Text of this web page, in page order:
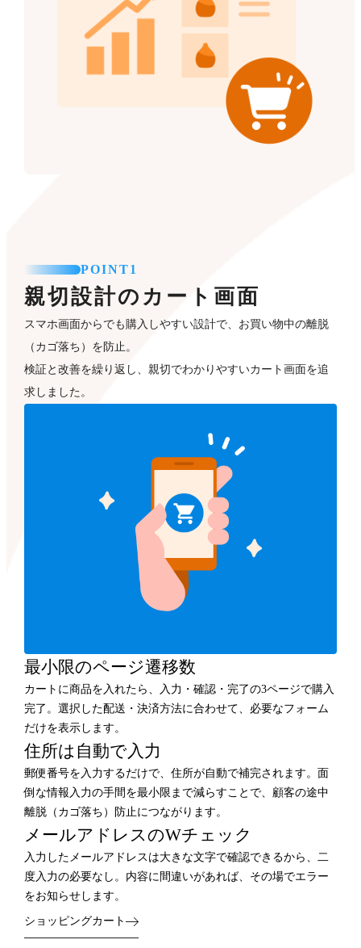
POINT1
親切設計のカート画面
スマホ画面からでも購入しやすい設計で、お買い物中の離脱
（カゴ落ち）を防止。
検証と改善を繰り返し、親切でわかりやすいカート画面を追
求しました。
最小限のページ遷移数
カートに商品を入れたら、入力・確認・完了の3ページで購入
完了。選択した配送・決済方法に合わせて、必要なフォーム
だけを表示します。
住所は自動で入力
郵便番号を入力するだけで、住所が自動で補完されます。面
倒な情報入力の手間を最小限まで減らすことで、顧客の途中
離脱（カゴ落ち）防止につながります。
メールアドレスのWチェック
入力したメールアドレスは大きな文字で確認できるから、二
度入力の必要なし。内容に間違いがあれば、その場でエラー
をお知らせします。
ショッピングカート